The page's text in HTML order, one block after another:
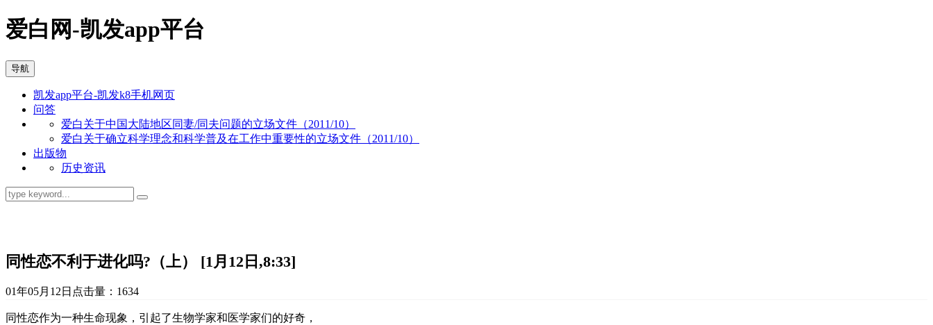
爱白网-凯发app平台
导航
凯发app平台-凯发k8手机网页
问答
爱白关于中国大陆地区同妻/同夫问题的立场文件（2011/10）
爱白关于确立科学理念和科学普及在工作中重要性的立场文件（2011/10）
出版物
历史资讯
同性恋不利于进化吗?（上） [1月12日,8:33]
01年05月12日 点击量：1634
同性恋作为一种生命现象，引起了生物学家和医学家们的好奇，